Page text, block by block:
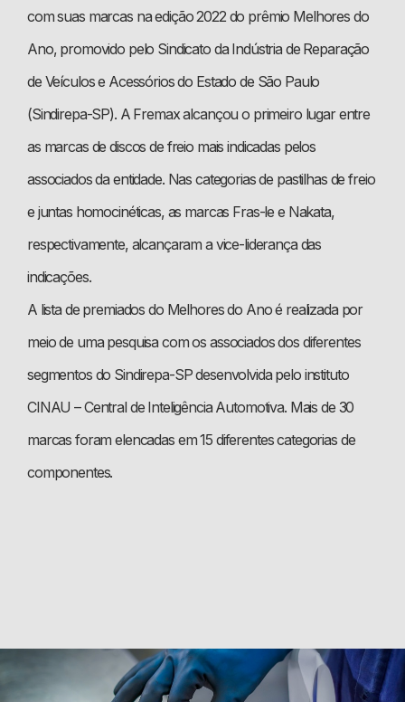
com suas marcas na edição 2022 do prêmio Melhores do
Ano, promovido pelo Sindicato da Indústria de Reparação
de Veículos e Acessórios do Estado de São Paulo
(Sindirepa-SP). A Fremax alcançou o primeiro lugar entre
as marcas de discos de freio mais indicadas pelos
associados da entidade. Nas categorias de pastilhas de freio
e juntas homocinéticas, as marcas Fras-le e Nakata,
respectivamente, alcançaram a vice-liderança das
indicações.
A lista de premiados do Melhores do Ano é realizada por
meio de uma pesquisa com os associados dos diferentes
segmentos do Sindirepa-SP desenvolvida pelo instituto
CINAU – Central de Inteligência Automotiva. Mais de 30
marcas foram elencadas em 15 diferentes categorias de
componentes.